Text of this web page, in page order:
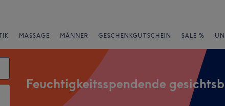
MASSAGE MÄNNER GESCHENKGUTSCHEIN SALE %
Feuchtigkeitsspendende